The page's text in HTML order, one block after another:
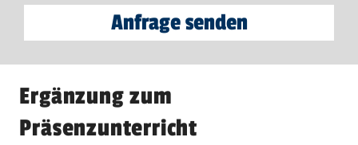
Anfrage senden
Ergänzung zum
Präsenzunterricht